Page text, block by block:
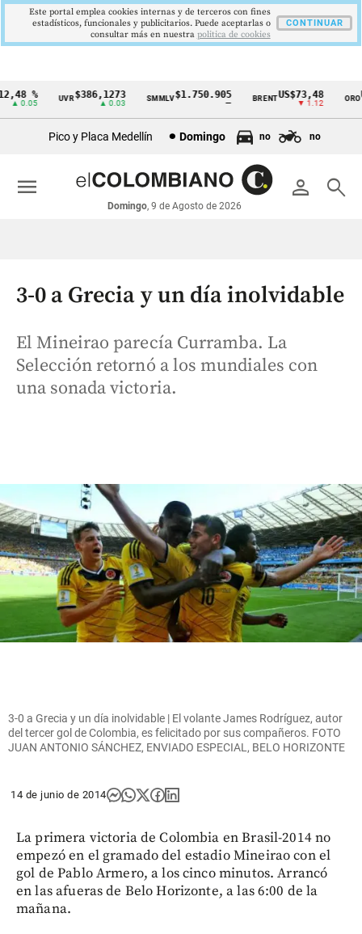
Cintillo
económicos
Colombia
%
0.05
UVR$386,1273
▲ 0.03
SMMLV$1.750.905 BRENTUS$73,48
▼ 1.12
ORO
Pico y Placa Medellín Domingo no no
person search
Domingo, 9 de Agosto de 2026
menu
3-0 a Grecia y un día inolvidable
El Mineirao parecía Curramba. La
Selección retornó a los mundiales con
una sonada victoria.
3-0 a Grecia y un día inolvidable | El volante James Rodríguez, autor
del tercer gol de Colombia, es felicitado por sus compañeros. FOTO
JUAN ANTONIO SÁNCHEZ, ENVIADO ESPECIAL, BELO HORIZONTE
14 de junio de 2014
La primera victoria de Colombia en Brasil-2014 no
empezó en el gramado del estadio Mineirao con el
gol de Pablo Armero, a los cinco minutos. Arrancó
en las afueras de Belo Horizonte, a las 6:00 de la
mañana.
Este portal emplea cookies internas y de terceros con fines
estadísticos, funcionales y publicitarios. Puede aceptarlas o
consultar más en nuestra politica de cookies
CONTINUAR